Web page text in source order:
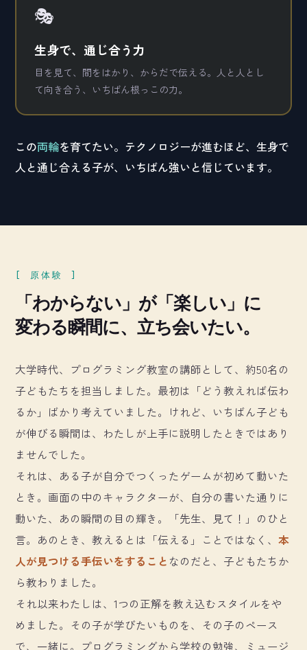
🎭
生身で、通じ合う力
目を見て、間をはかり、からだで伝える。人と人とし
て向き合う、いちばん根っこの力。
この両輪を育てたい。テクノロジーが進むほど、生身で
人と通じ合える子が、いちばん強いと信じています。
[ 原体験 ]
「わからない」が「楽しい」に
変わる瞬間に、立ち会いたい。
大学時代、プログラミング教室の講師として、約50名の
子どもたちを担当しました。最初は「どう教えれば伝わ
るか」ばかり考えていました。けれど、いちばん子ども
が伸びる瞬間は、わたしが上手に説明したときではあり
ませんでした。
それは、ある子が自分でつくったゲームが初めて動いた
とき。画面の中のキャラクターが、自分の書いた通りに
動いた、あの瞬間の目の輝き。「先生、見て！」のひと
言。あのとき、教えるとは「伝える」ことではなく、本
人が見つける手伝いをすること なのだと、子どもたちか
ら教わりました。
それ以来わたしは、1つの正解を教え込むスタイルをや
めました。その子が学びたいものを、その子のペース
で、一緒に。プログラミングから学校の勉強、ミュージ